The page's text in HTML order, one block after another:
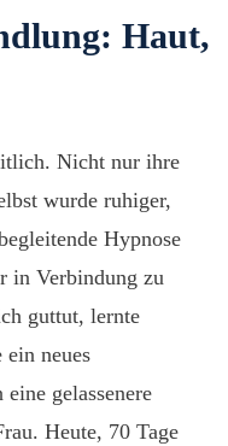
Haut,
Nicht nur ihre
wurde ruhiger,
Hypnose
in Verbindung zu
guttut, lernte
ein neues
gelassenere
Heute, 70 Tage